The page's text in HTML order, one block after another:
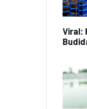
Viral: